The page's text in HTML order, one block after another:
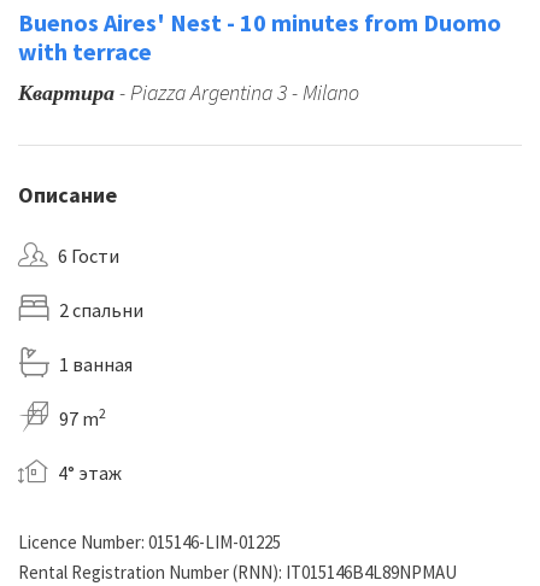
Buenos Aires' Nest - 10 minutes from Duomo
with terrace
Квартира- Piazza Argentina 3 - Milano
Описание
6 Гости
2 спальни
1 ванная
97 m2
4° этаж
Licence Number: 015146-LIM-01225
Rental Registration Number (RNN): IT015146B4L89NPMAU